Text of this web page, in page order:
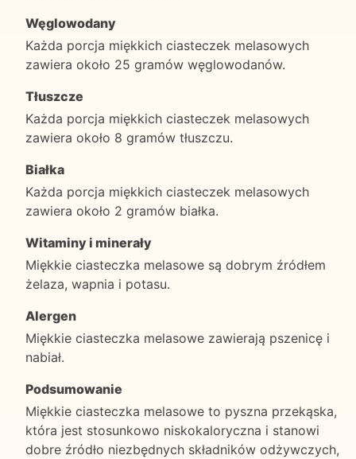
Węglowodany
Każda porcja miękkich ciasteczek melasowych
zawiera około 25 gramów węglowodanów.
Tłuszcze
Każda porcja miękkich ciasteczek melasowych
zawiera około 8 gramów tłuszczu.
Białka
Każda porcja miękkich ciasteczek melasowych
zawiera około 2 gramów białka.
Witaminy i minerały
Miękkie ciasteczka melasowe są dobrym źródłem
żelaza, wapnia i potasu.
Alergen
Miękkie ciasteczka melasowe zawierają pszenicę i
nabiał.
Podsumowanie
Miękkie ciasteczka melasowe to pyszna przekąska,
która jest stosunkowo niskokaloryczna i stanowi
dobre źródło niezbędnych składników odżywczych,